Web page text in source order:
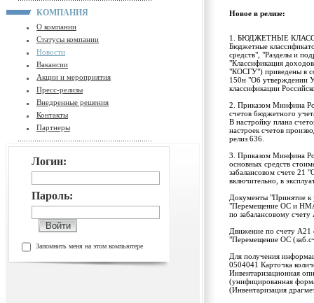
КОМПАНИЯ
О компании
Статусы компании
Новости
Вакансии
Акции и мероприятия
Пресс-релизы
Внедренные решения
Контакты
Партнеры
Логин:
Пароль:
Запомнить меня на этом компьютере
Новое в релизе:
1. БЮДЖЕТНЫЕ
Бюджетные
средств", "Разделы и
"Классификация
"КОСГУ") приведены в
150н "Об утверждении
классификации
2. Приказом Минфина
счетов бюджетного
В настройку плана
настроек счетов
релиз 636.
3. Приказом Минфина
основных средств
забалансовом счете 21
включительно, в
Документы "Принятие
"Перемещение ОС и
по забалансовому
Движение по счету А21
"Перемещение ОС
Для получения
0504041 Карточка
Инвентаризационная
(унифицированная
(Инвентаризация